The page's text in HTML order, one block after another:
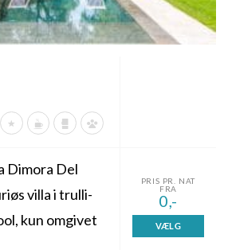
Dimora Del
villa i trulli-
kun omgivet
PRIS PR. NAT
FRA
0,-
VÆLG